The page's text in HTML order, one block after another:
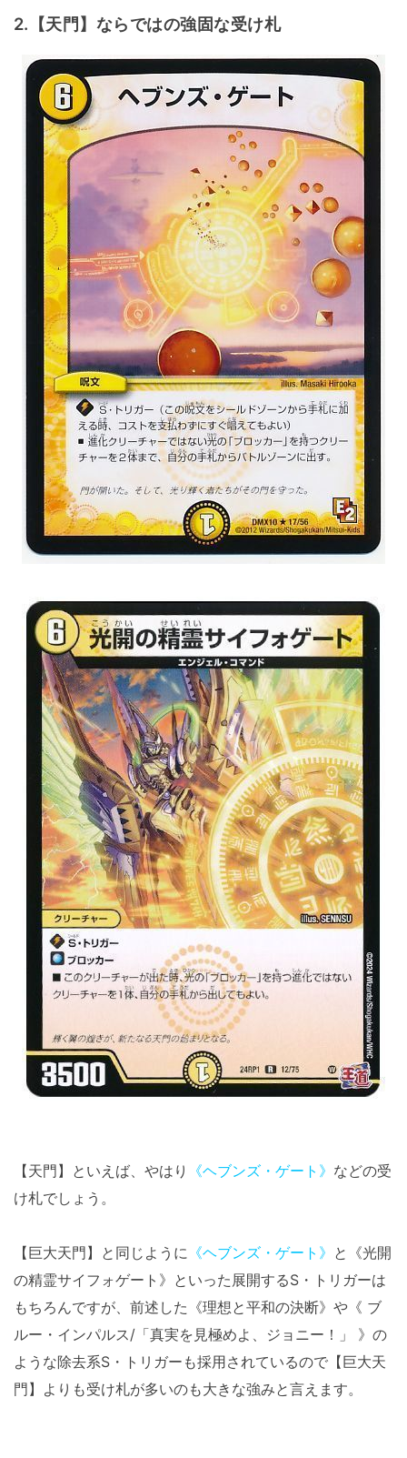
2.【天門】ならではの強固な受け札
【天門】といえば、やはり 《ヘブンズ・ゲート》 などの受
け札でしょう。
【巨大天門】と同じように 《ヘブンズ・ゲート》 と《光開
の精霊サイフォゲート》といった展開するS・トリガーは
もちろんですが、前述した《理想と平和の決断》や《 ブ
ルー・インパルス/「真実を見極めよ、ジョニー！」 》の
ような除去系S・トリガーも採用されているので【巨大天
門】よりも受け札が多いのも大きな強みと言えます。